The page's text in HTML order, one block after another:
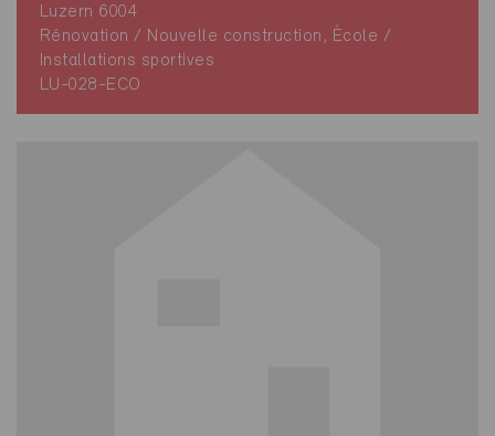
Luzern 6004
Rénovation / Nouvelle construction, École /
Installations sportives
LU-028-ECO